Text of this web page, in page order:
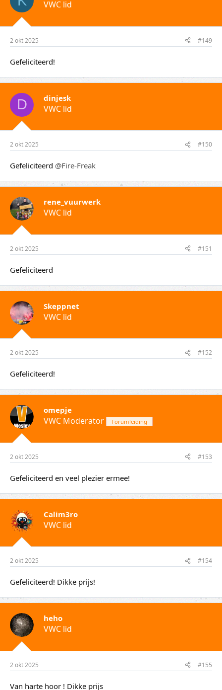
VWC lid
2 okt 2025 #149
Gefeliciteerd!
D dinjesk
VWC lid
2 okt 2025 #150
Gefeliciteerd @Fire-Freak
rene_vuurwerk
VWC lid
2 okt 2025 #151
Gefeliciteerd
Skeppnet
VWC lid
2 okt 2025 #152
Gefeliciteerd!
omepje
VWC Moderator Forumleiding
2 okt 2025 #153
Gefeliciteerd en veel plezier ermee!
Calim3ro
VWC lid
2 okt 2025 #154
Gefeliciteerd! Dikke prijs!
heho
VWC lid
2 okt 2025 #155
Van harte hoor ! Dikke prijs